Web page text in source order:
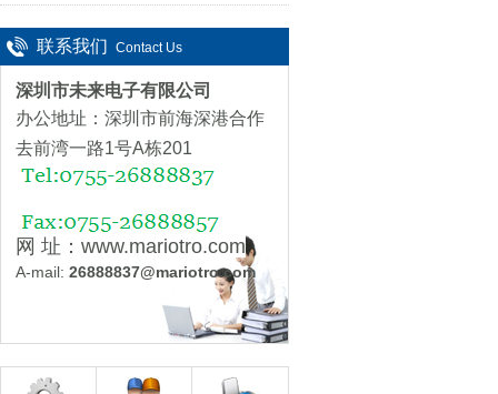
联系我们 Contact Us
深圳市未来电子有限公司
办公地址：深圳市前海深港合作
去前湾一路1号A栋201
网 址： www.mariotro.com
A-mail: 26888837@mariotro.com